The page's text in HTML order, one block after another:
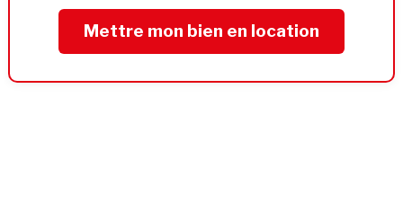
Mettre mon bien en location